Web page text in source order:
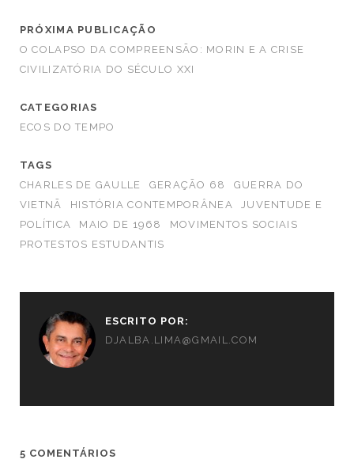
PRÓXIMA PUBLICAÇÃO
O COLAPSO DA COMPREENSÃO: MORIN E A CRISE
CIVILIZATÓRIA DO SÉCULO XXI
CATEGORIAS
ECOS DO TEMPO
TAGS
CHARLES DE GAULLE
GERAÇÃO 68
GUERRA DO
VIETNÃ
HISTÓRIA CONTEMPORÂNEA
JUVENTUDE E
POLÍTICA
MAIO DE 1968
MOVIMENTOS SOCIAIS
PROTESTOS ESTUDANTIS
ESCRITO POR:
DJALBA.LIMA@GMAIL.COM
5 COMENTÁRIOS